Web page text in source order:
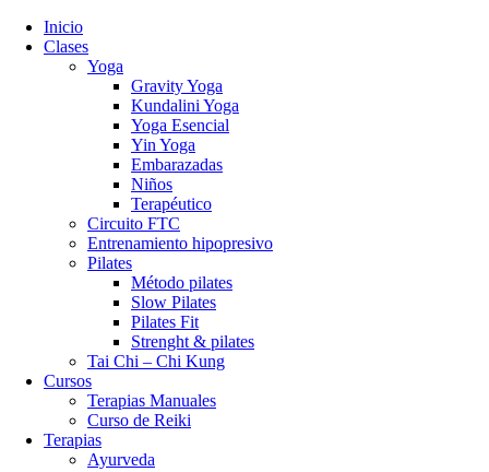
Inicio
Clases
Yoga
Gravity Yoga
Kundalini Yoga
Yoga Esencial
Yin Yoga
Embarazadas
Niños
Terapéutico
Circuito FTC
Entrenamiento hipopresivo
Pilates
Método pilates
Slow Pilates
Pilates Fit
Strenght & pilates
Tai Chi – Chi Kung
Cursos
Terapias Manuales
Curso de Reiki
Terapias
Ayurveda